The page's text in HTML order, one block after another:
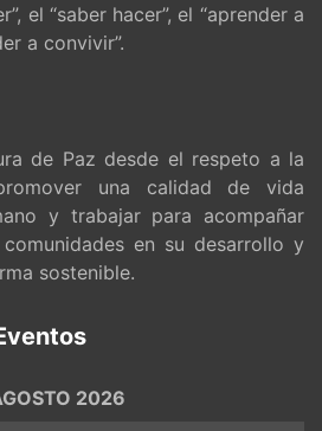
el “saber hacer”, el “aprender a
a convivir”.
de Paz desde el respeto a la
una calidad de vida
y trabajar para acompañar
en su desarrollo y
sostenible.
2026